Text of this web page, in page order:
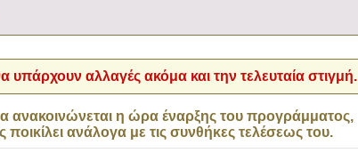
υπάρχουν αλλαγές ακόμα και την τελευταία στιγμή.
ανακοινώνεται η ώρα έναρξης του προγράμματος,
ανάλογα με τις συνθήκες τελέσεως του.